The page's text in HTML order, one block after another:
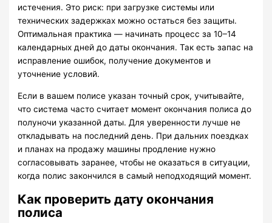
истечения. Это риск: при загрузке системы или
технических задержках можно остаться без защиты.
Оптимальная практика — начинать процесс за 10–14
календарных дней до даты окончания. Так есть запас на
исправление ошибок, получение документов и
уточнение условий.
Если в вашем полисе указан точный срок, учитывайте,
что система часто считает момент окончания полиса до
полуночи указанной даты. Для уверенности лучше не
откладывать на последний день. При дальних поездках
и планах на продажу машины продление нужно
согласовывать заранее, чтобы не оказаться в ситуации,
когда полис закончился в самый неподходящий момент.
Как проверить дату окончания
полиса